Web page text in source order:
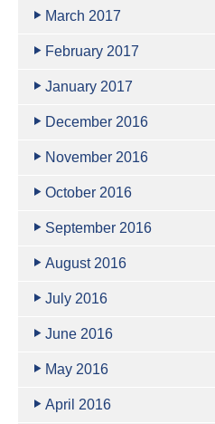
March 2017
February 2017
January 2017
December 2016
November 2016
October 2016
September 2016
August 2016
July 2016
June 2016
May 2016
April 2016